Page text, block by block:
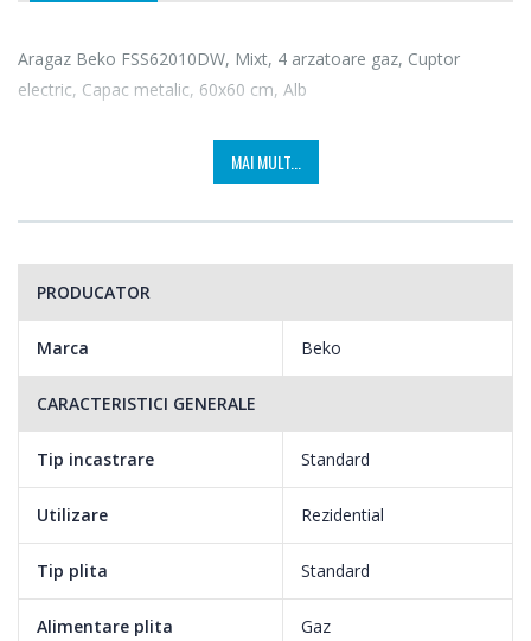
Aragaz Beko FSS62010DW, Mixt, 4 arzatoare gaz, Cuptor
electric, Capac metalic, 60x60 cm, Alb
MAI MULT...
PRODUCATOR
Marca Beko
CARACTERISTICI GENERALE
Tip incastrare Standard
Utilizare Rezidential
Tip plita Standard
Alimentare plita Gaz